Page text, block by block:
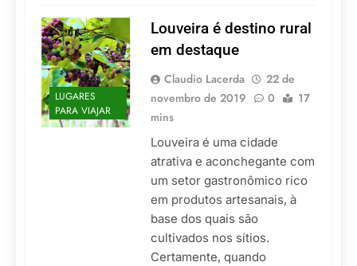
LUGARES
PARA VIAJAR
Louveira é destino rural
em destaque
Claudio Lacerda
22 de
novembro de 2019
0
17
mins
Louveira é uma cidade
atrativa e aconchegante com
um setor gastronômico rico
em produtos artesanais, à
base dos quais são
cultivados nos sítios.
Certamente, quando